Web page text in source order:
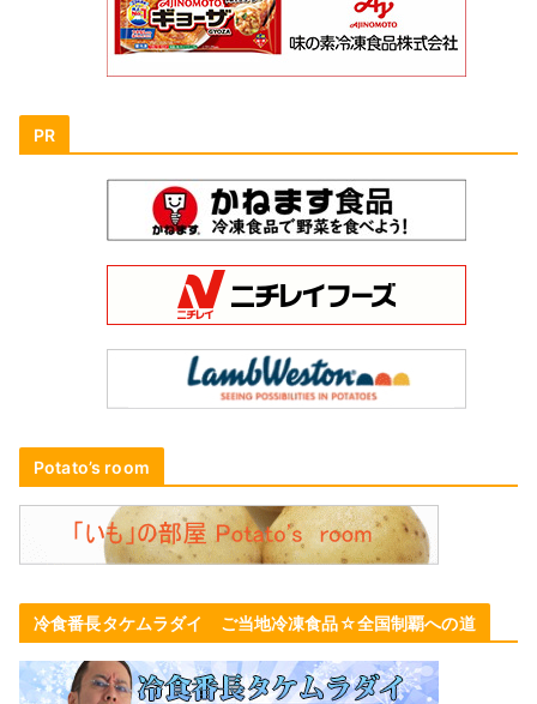
PR
Potato’s room
冷食番長タケムラダイ ご当地冷凍食品☆全国制覇への道